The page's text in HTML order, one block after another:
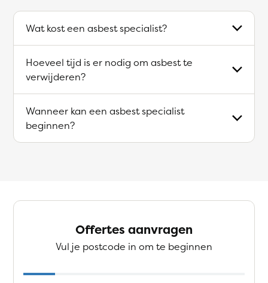
Wat kost een asbest specialist?
Hoeveel tijd is er nodig om asbest te
verwijderen?
Wanneer kan een asbest specialist
beginnen?
Offertes aanvragen
Vul je postcode in om te beginnen